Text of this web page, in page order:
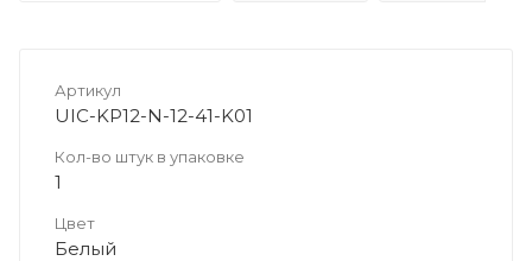
Артикул
UIC-KP12-N-12-41-K01
Кол-во штук в упаковке
1
Цвет
Белый